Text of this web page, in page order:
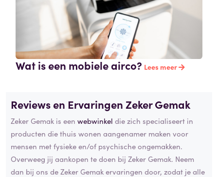
Wat is een mobiele airco? Lees meer
Reviews en Ervaringen Zeker Gemak
Zeker Gemak is een webwinkel die zich specialiseert in
producten die thuis wonen aangenamer maken voor
mensen met fysieke en/of psychische ongemakken.
Overweeg jij aankopen te doen bij Zeker Gemak. Neem
dan bij ons de Zeker Gemak ervaringen door, zodat je alle